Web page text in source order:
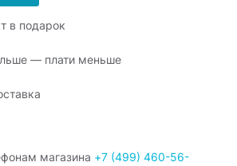
в подарок
— плати меньше
магазина +7 (499) 460-56-